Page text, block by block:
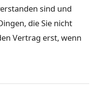
sind und
die Sie nicht
Vertrag erst, wenn